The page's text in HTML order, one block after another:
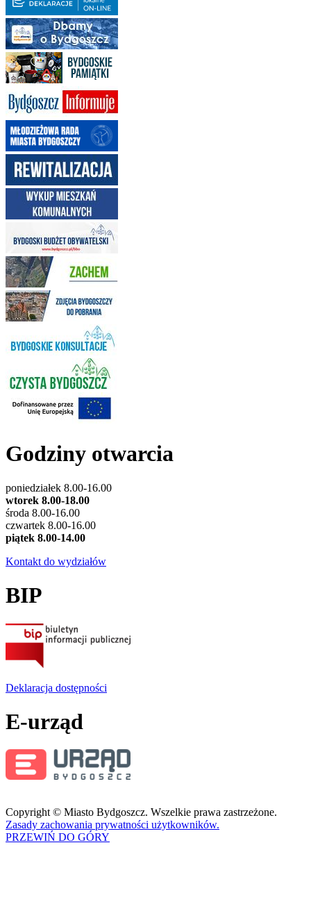
Godziny otwarcia
poniedziałek 8.00-16.00
wtorek 8.00-18.00
środa 8.00-16.00
czwartek 8.00-16.00
piątek 8.00-14.00
Kontakt do wydziałów
BIP
Deklaracja dostępności
E-urząd
Copyright © Miasto Bydgoszcz. Wszelkie prawa zastrzeżone.
Zasady zachowania prywatności użytkowników.
PRZEWIŃ DO GÓRY